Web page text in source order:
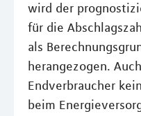
wird der
für die
als
herangezogen.
Endverbraucher
beim